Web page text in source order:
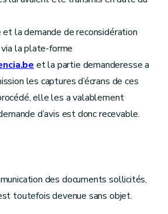
et la demande de reconsidération
la plate-forme
et la partie demanderesse a
les captures d’écrans de ces
elle les a valablement
d’avis est donc recevable.
des documents sollicités,
toutefois devenue sans objet.